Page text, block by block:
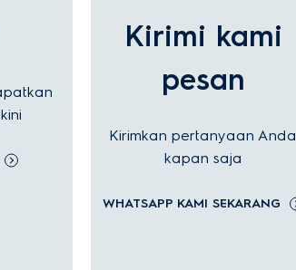
garansi?
alat saya?
Kirimi kami
pesan
Kirimkan pertanyaan Anda
kapan saja
WHATSAPP KAMI SEKARANG